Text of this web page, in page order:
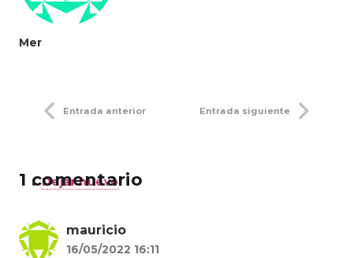
Mer
Entrada anterior Entrada siguiente
1 comentario
. Dejar nuevo
mauricio
16/05/2022 16:11